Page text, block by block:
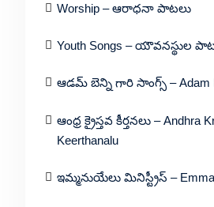
Worship – ఆరాధనా పాటలు
Youth Songs – యౌవనస్థుల
ఆడమ్ బెన్ని గారి సాంగ్స్ – Adam
ఆంధ్ర క్రైస్తవ కీర్తనలు – Andhra
Keerthanalu
ఇమ్మనుయేలు మినిస్ట్రీస్ –